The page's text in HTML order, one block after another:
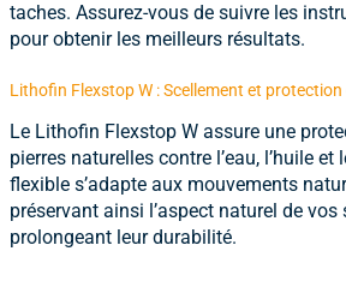
taches. Assurez-vous de suivre les
pour obtenir les meilleurs résultats.
Lithofin Flexstop W : Scellement et
Le Lithofin Flexstop W assure une
pierres naturelles contre l’eau, l’huile
flexible s’adapte aux mouvements
préservant ainsi l’aspect naturel de
prolongeant leur durabilité.